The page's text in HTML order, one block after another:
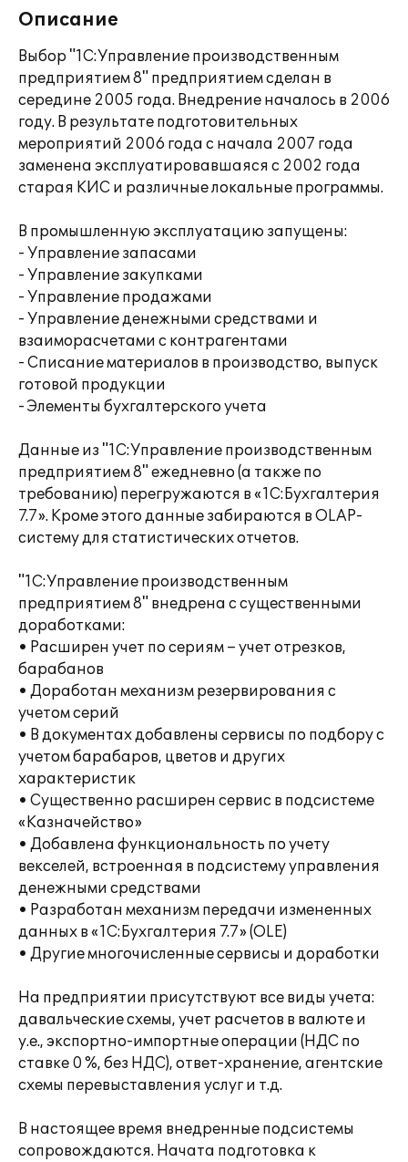
Описание
Выбор "1С:Управление производственным
предприятием 8" предприятием сделан в
середине 2005 года. Внедрение началось в 2006
году. В результате подготовительных
мероприятий 2006 года с начала 2007 года
заменена эксплуатировавшаяся с 2002 года
старая КИС и различные локальные программы.
В промышленную эксплуатацию запущены:
- Управление запасами
- Управление закупками
- Управление продажами
- Управление денежными средствами и
взаиморасчетами с контрагентами
- Списание материалов в производство, выпуск
готовой продукции
- Элементы бухгалтерского учета
Данные из "1С:Управление производственным
предприятием 8" ежедневно (а также по
требованию) перегружаются в «1С:Бухгалтерия
7.7». Кроме этого данные забираются в OLAP-
систему для статистических отчетов.
"1С:Управление производственным
предприятием 8" внедрена с существенными
доработками:
• Расширен учет по сериям – учет отрезков,
барабанов
• Доработан механизм резервирования с
учетом серий
• В документах добавлены сервисы по подбору с
учетом барабаров, цветов и других
характеристик
• Существенно расширен сервис в подсистеме
«Казначейство»
• Добавлена функциональность по учету
векселей, встроенная в подсистему управления
денежными средствами
• Разработан механизм передачи измененных
данных в «1С:Бухгалтерия 7.7» (OLE)
• Другие многочисленные сервисы и доработки
На предприятии присутствуют все виды учета:
давальческие схемы, учет расчетов в валюте и
у.е., экспортно-импортные операции (НДС по
ставке 0 %, без НДС), ответ-хранение, агентские
схемы перевыставления услуг и т.д.
В настоящее время внедренные подсистемы
сопровождаются. Начата подготовка к